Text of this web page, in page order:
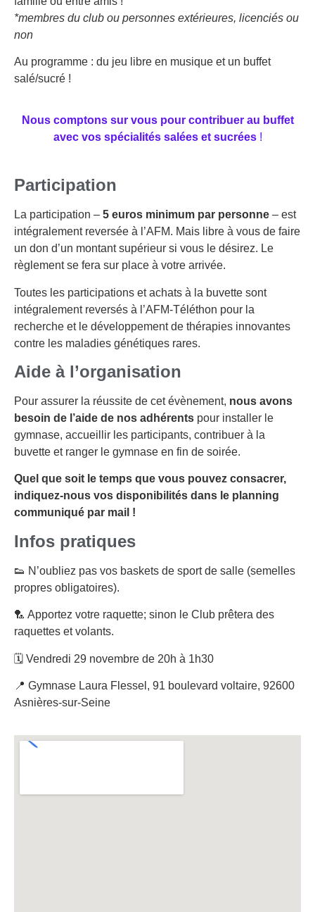
*membres du club ou personnes extérieures, licenciés ou
non
Au programme : du jeu libre en musique et un buffet
salé/sucré !
Nous comptons sur vous pour contribuer au buffet
avec vos spécialités salées et sucrées!
Participation
La participation – 5 euros minimum par personne – est
intégralement reversée à l’AFM. Mais libre à vous de faire
un don d’un montant supérieur si vous le désirez. Le
règlement se fera sur place à votre arrivée.
Toutes les participations et achats à la buvette sont
intégralement reversés à l’AFM-Téléthon pour la
recherche et le développement de thérapies innovantes
contre les maladies génétiques rares.
Aide à l’organisation
Pour assurer la réussite de cet évènement, nous avons
besoin de l’aide de nos adhérents pour installer le
gymnase, accueillir les participants, contribuer à la
buvette et ranger le gymnase en fin de soirée.
Quel que soit le temps que vous pouvez consacrer,
indiquez-nous vos disponibilités dans le planning
communiqué par mail !
Infos pratiques
👟 N’oubliez pas vos baskets de sport de salle (semelles
propres obligatoires).
🏸 Apportez votre raquette; sinon le Club prêtera des
raquettes et volants.
🗓 Vendredi 29 novembre de 20h à 1h30
📍 Gymnase Laura Flessel, 91 boulevard voltaire, 92600
Asnières-sur-Seine